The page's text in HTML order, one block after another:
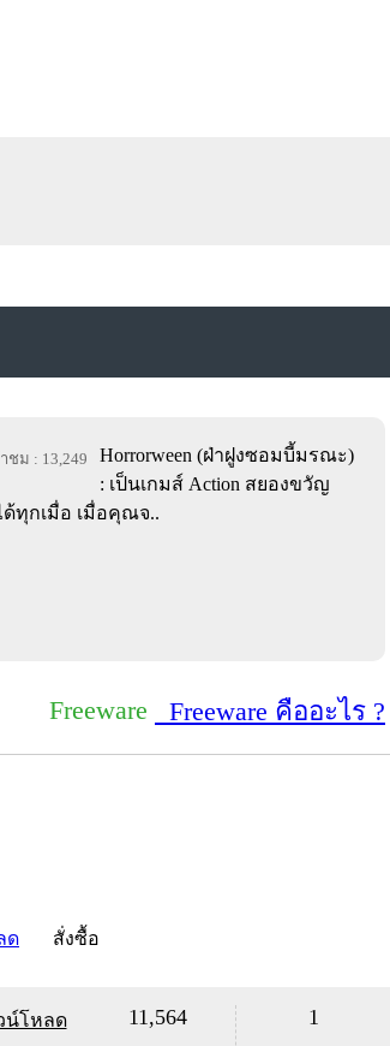
ชม : 13,249
Horrorween (ฝ่าฝูงซอมบี้มรณะ)
: เป็นเกมส์ Action สยองขวัญ
ทุกเมื่อ เมื่อคุณจ..
Freeware Freeware คืออะไร ?
ด สั่งซื้อ
น์โหลด 11,564 1